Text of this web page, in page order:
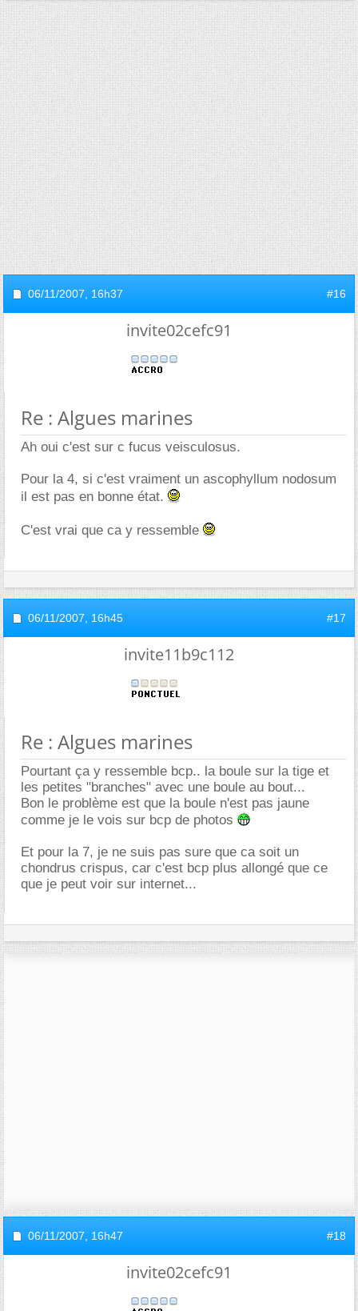
06/11/2007, 16h37 #16
invite02cefc91
Re : Algues marines
Ah oui c'est sur c fucus veisculosus.
Pour la 4, si c'est vraiment un ascophyllum nodosum
il est pas en bonne état.
C'est vrai que ca y ressemble
06/11/2007, 16h45 #17
invite11b9c112
Re : Algues marines
Pourtant ça y ressemble bcp.. la boule sur la tige et
les petites "branches" avec une boule au bout...
Bon le problème est que la boule n'est pas jaune
comme je le vois sur bcp de photos
Et pour la 7, je ne suis pas sure que ca soit un
chondrus crispus, car c'est bcp plus allongé que ce
que je peut voir sur internet...
06/11/2007, 16h47 #18
invite02cefc91